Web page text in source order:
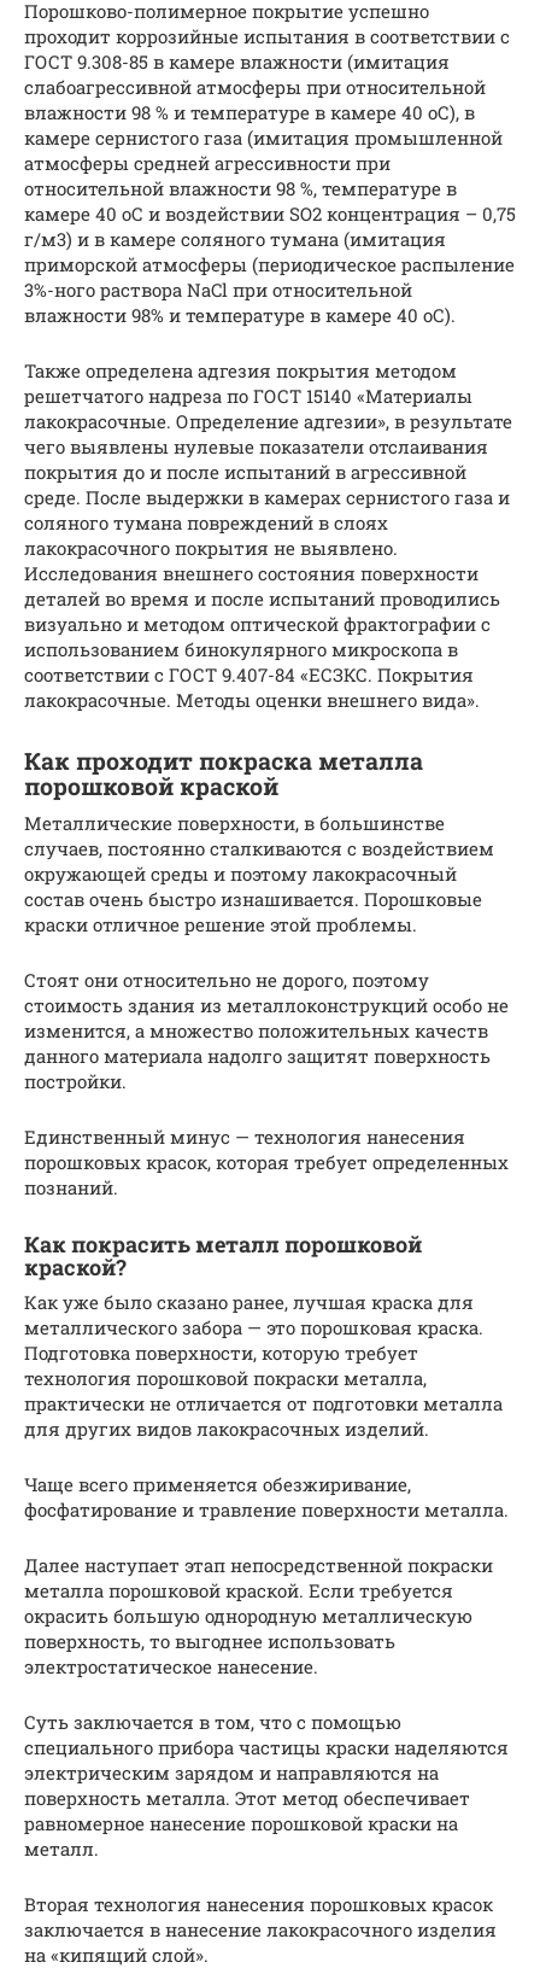
Порошково-полимерное покрытие успешно
проходит коррозийные испытания в соответствии с
ГОСТ 9.308-85 в камере влажности (имитация
слабоагрессивной атмосферы при относительной
влажности 98 % и температуре в камере 40 оС), в
камере сернистого газа (имитация промышленной
атмосферы средней агрессивности при
относительной влажности 98 %, температуре в
камере 40 оС и воздействии SO2 концентрация – 0,75
г/м3) и в камере соляного тумана (имитация
приморской атмосферы (периодическое распыление
3%-ного раствора NаCl при относительной
влажности 98% и температуре в камере 40 оС).
Также определена адгезия покрытия методом
решетчатого надреза по ГОСТ 15140 «Материалы
лакокрасочные. Определение адгезии», в результате
чего выявлены нулевые показатели отслаивания
покрытия до и после испытаний в агрессивной
среде. После выдержки в камерах сернистого газа и
соляного тумана повреждений в слоях
лакокрасочного покрытия не выявлено.
Исследования внешнего состояния поверхности
деталей во время и после испытаний проводились
визуально и методом оптической фрактографии с
использованием бинокулярного микроскопа в
соответствии с ГОСТ 9.407-84 «ЕСЗКС. Покрытия
лакокрасочные. Методы оценки внешнего вида».
Как проходит покраска металла
порошковой краской
Металлические поверхности, в большинстве
случаев, постоянно сталкиваются с воздействием
окружающей среды и поэтому лакокрасочный
состав очень быстро изнашивается. Порошковые
краски отличное решение этой проблемы.
Стоят они относительно не дорого, поэтому
стоимость здания из металлоконструкций особо не
изменится, а множество положительных качеств
данного материала надолго защитят поверхность
постройки.
Единственный минус — технология нанесения
порошковых красок, которая требует определенных
познаний.
Как покрасить металл порошковой
краской?
Как уже было сказано ранее, лучшая краска для
металлического забора — это порошковая краска.
Подготовка поверхности, которую требует
технология порошковой покраски металла,
практически не отличается от подготовки металла
для других видов лакокрасочных изделий.
Чаще всего применяется обезжиривание,
фосфатирование и травление поверхности металла.
Далее наступает этап непосредственной покраски
металла порошковой краской. Если требуется
окрасить большую однородную металлическую
поверхность, то выгоднее использовать
электростатическое нанесение.
Суть заключается в том, что с помощью
специального прибора частицы краски наделяются
электрическим зарядом и направляются на
поверхность металла. Этот метод обеспечивает
равномерное нанесение порошковой краски на
металл.
Вторая технология нанесения порошковых красок
заключается в нанесение лакокрасочного изделия
на «кипящий слой».